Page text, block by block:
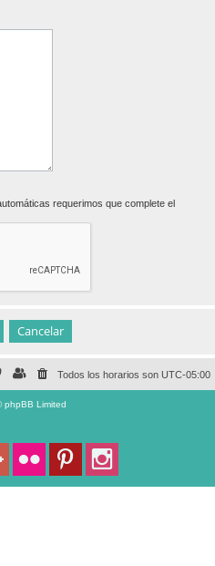
requerimos que complete el
Todos los horarios son UTC-05:00
phpBB Limited